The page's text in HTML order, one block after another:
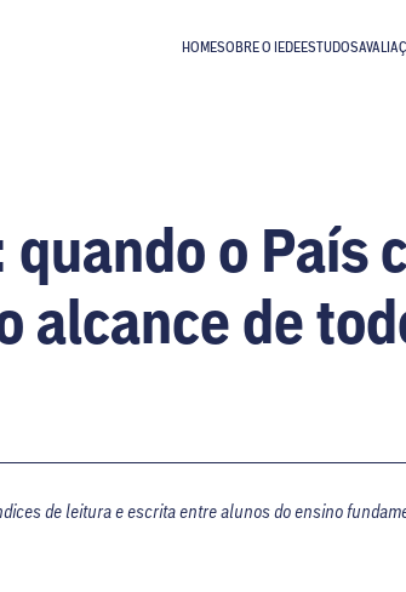
HOMESOBRE O IEDEESTUDOS
quando o
alcance de
de leitura e escrita entre alunos do ensino